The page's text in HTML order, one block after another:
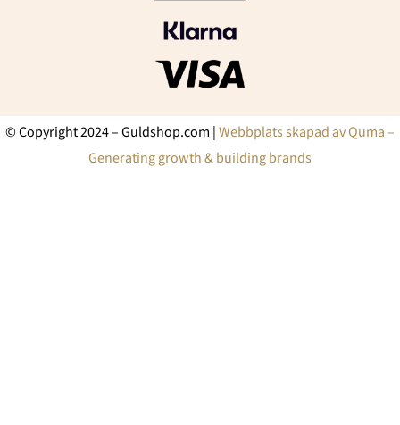
© Copyright 2024 – Guldshop.com |Webbplats skapad av Quma –
Generating growth & building brands